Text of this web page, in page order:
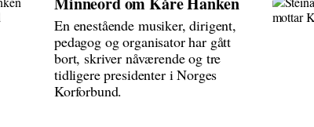
En enestående musiker, dirigent,
pedagog og organisator har gått
bort, skriver nåværende og tre
tidligere presidenter i Norges
Korforbund.